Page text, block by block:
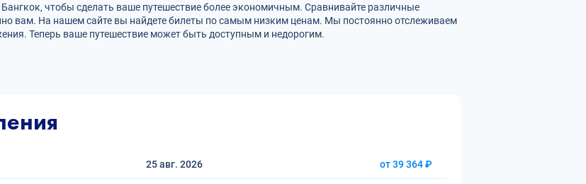
чтобы сделать ваше путешествие более экономичным. Сравнивайте различные
вам. На нашем сайте вы найдете билеты по самым низким ценам. Мы постоянно отслеживаем
Теперь ваше путешествие может быть доступным и недорогим.
25 авг. 2026 от 39 364 ₽